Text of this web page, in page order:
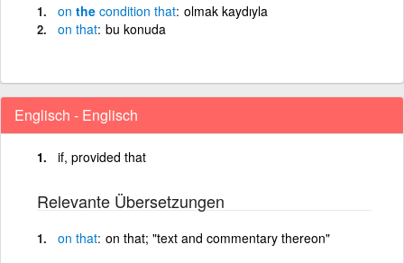
on the condition that olmak kaydıyla
on that bu konuda
Englisch - Englisch
if, provided that
Relevante Übersetzungen
on that on that; "text and commentary thereon"